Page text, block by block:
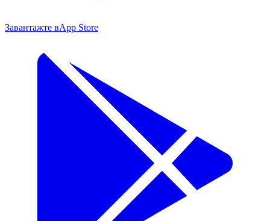
Завантажте вApp Store